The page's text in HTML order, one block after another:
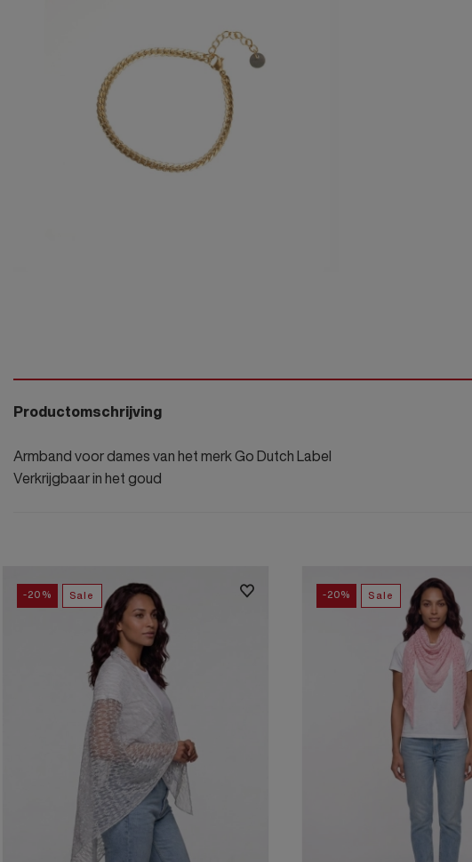
Productomschrijving
Armband voor dames van het merk Go Dutch Label
Verkrijgbaar in het goud
-20% Sale -20% Sale